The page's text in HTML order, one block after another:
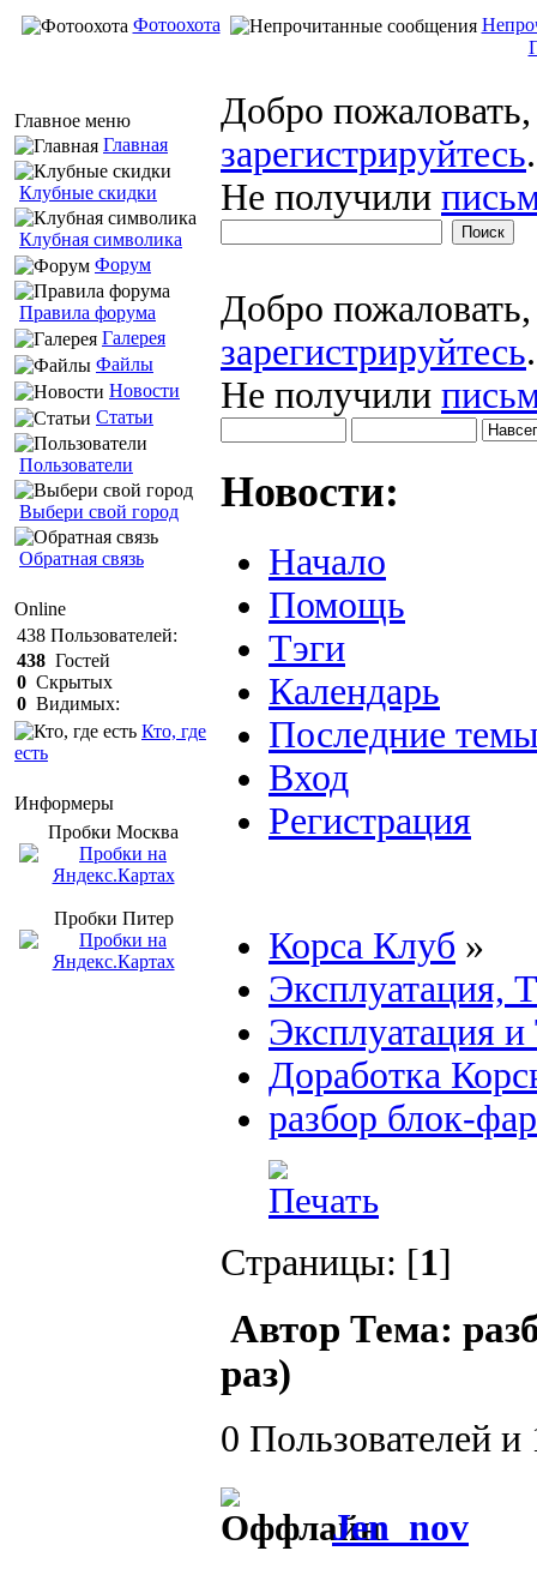
Фотоохота
Главное меню
Главная
Клубные скидки
Клубная символика
Форум
Правила форума
Галерея
Файлы
Новости
Статьи
Пользователи
Выбери свой город
Обратная связь
Online
438 Пользователей:
438 Гостей
0 Скрытых
0 Видимых:
Кто, где
есть
Информеры
Пробки Mосква
Пробки Питер
Добро
зарегистрируйтесь.
Не получили
Добро
зарегистрируйтесь.
Не получили
Новости:
Начало
Помощь
Тэги
Календарь
Последние
Вход
Регистрация
Корса Клуб »
Эксплуатация,
Эксплуатация
Доработка
разбор блок-
Страницы: [1]
Автор Тема:
раз)
0 Пользователей
Jen_nov